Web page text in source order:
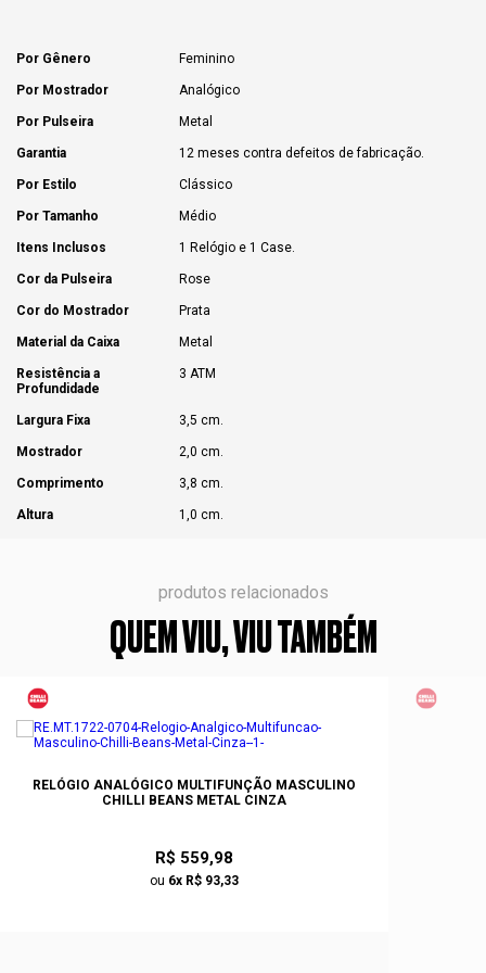
Por Gênero Feminino
Por Mostrador Analógico
Por Pulseira Metal
Garantia 12 meses contra defeitos de fabricação.
Por Estilo Clássico
Por Tamanho Médio
Itens Inclusos 1 Relógio e 1 Case.
Cor da Pulseira Rose
Cor do Mostrador Prata
Material da Caixa Metal
Resistência a
Profundidade
3 ATM
Largura Fixa 3,5 cm.
Mostrador 2,0 cm.
Comprimento 3,8 cm.
Altura 1,0 cm.
produtos relacionados
QUEM VIU, VIU TAMBÉM
RELÓGIO ANALÓGICO MULTIFUNÇÃO MASCULINO
CHILLI BEANS METAL CINZA
R$ 559,98
ou 6x R$ 93,33